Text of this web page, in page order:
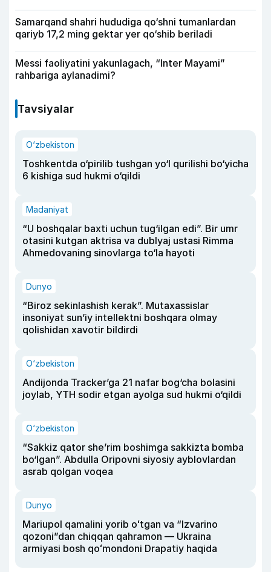
Samarqand shahri hududiga qo‘shni tumanlardan
qariyb 17,2 ming gektar yer qo‘shib beriladi
Messi faoliyatini yakunlagach, “Inter Mayami”
rahbariga aylanadimi?
Tavsiyalar
O‘zbekiston
Toshkentda o‘pirilib tushgan yo‘l qurilishi bo‘yicha
6 kishiga sud hukmi o‘qildi
Madaniyat
“U boshqalar baxti uchun tug‘ilgan edi”. Bir umr
otasini kutgan aktrisa va dublyaj ustasi Rimma
Ahmedovaning sinovlarga to‘la hayoti
Dunyo
“Biroz sekinlashish kerak”. Mutaxassislar
insoniyat sun’iy intellektni boshqara olmay
qolishidan xavotir bildirdi
O‘zbekiston
Andijonda Tracker’ga 21 nafar bog‘cha bolasini
joylab, YTH sodir etgan ayolga sud hukmi o‘qildi
O‘zbekiston
“Sakkiz qator she’rim boshimga sakkizta bomba
bo‘lgan”. Abdulla Oripovni siyosiy ayblovlardan
asrab qolgan voqea
Dunyo
Mariupol qamalini yorib oʻtgan va “Izvarino
qozoni”dan chiqqan qahramon — Ukraina
armiyasi bosh qoʻmondoni Drapatiy haqida